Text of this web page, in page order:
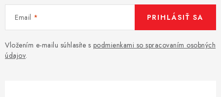
Email
Vložením e-mailu súhlasíte s podmienkami so spracovaním osobných
údajov.
PRIHLÁSIŤ SA